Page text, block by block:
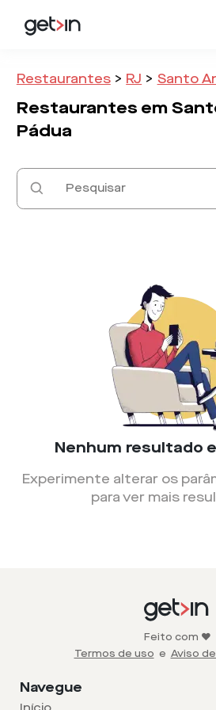
Restaurantes > RJ > Santo
Restaurantes em
Pádua
Nenhum resultado
Experimente alterar os
para ver mais
Feito com ❤️
Termos de uso e Aviso
Navegue